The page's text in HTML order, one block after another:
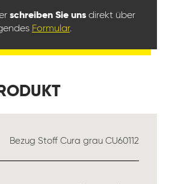
schreiben Sie uns direkt über
Formular.
Bezug Stoff Cura grau CU60112